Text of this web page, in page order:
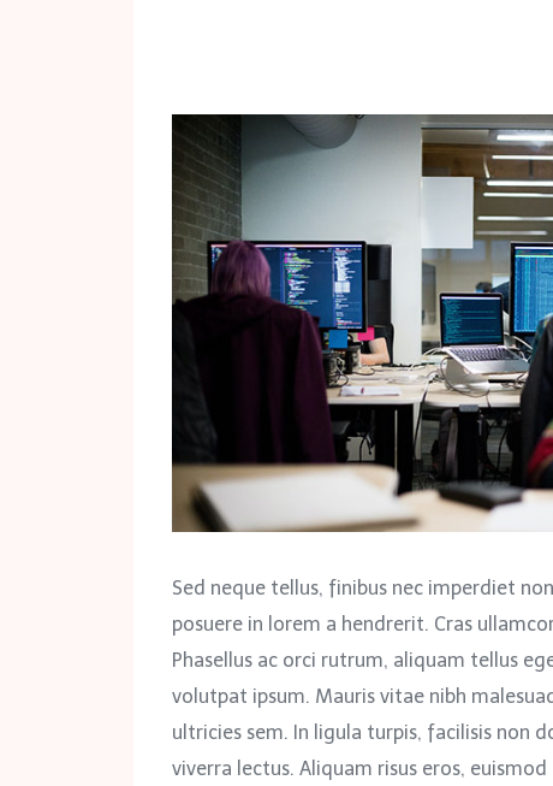
Sed neque tellus, finibus nec imperdiet
posuere in lorem a hendrerit. Cras
Phasellus ac orci rutrum, aliquam tellus
volutpat ipsum. Mauris vitae nibh
ultricies sem. In ligula turpis, facilisis non
viverra lectus. Aliquam risus eros,